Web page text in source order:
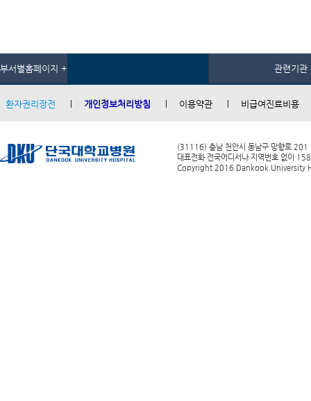
부서별홈페이지 + 관련기관
환자권리장전 개인정보처리방침 이용약관 비급여진료비용
(31116) 충남 천안시 동남구 망향로 201
대표전화 전국어디서나 지역번호 없이
Copyright 2016 Dankook University